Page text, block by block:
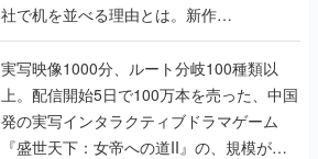
社で机を並べる理由とは。新作
『TATSUJIN EXTREME』で初タッグを組
んだレジェンド2人に訊く開発秘話
実写映像1000分、ルート分岐100種類以
上。配信開始5日で100万本を売った、中国
発の実写インタラクティブドラマゲーム
『盛世天下：女帝への道II』の、規模が違